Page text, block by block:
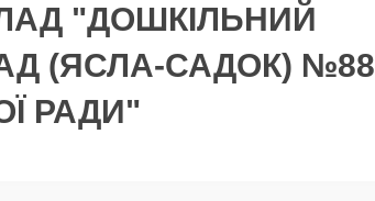
"ДОШКІЛЬНИЙ
(ЯСЛА-САДОК) №88
РАДИ"